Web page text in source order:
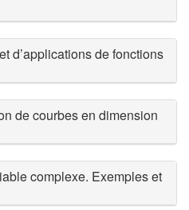
d’applications de fonctions
de courbes en dimension
complexe. Exemples et